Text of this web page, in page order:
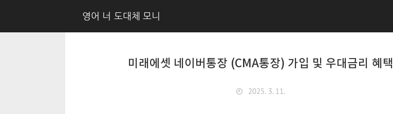
영어 너 도대체 모니
미래에셋 네이버통장 (CMA통장) 가입 및 우대금리 혜택
2025. 3. 11.